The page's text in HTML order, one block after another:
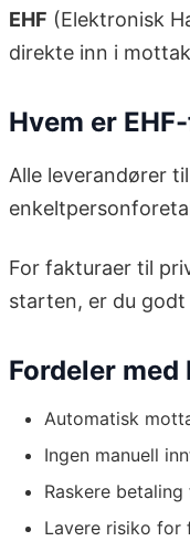
EHF (Elektronisk
direkte inn i
Hvem er
Alle leverandører
For fakturaer til
starten, er du
Fordeler med
Automatisk
Ingen manuell
Raskere
Lavere risiko for